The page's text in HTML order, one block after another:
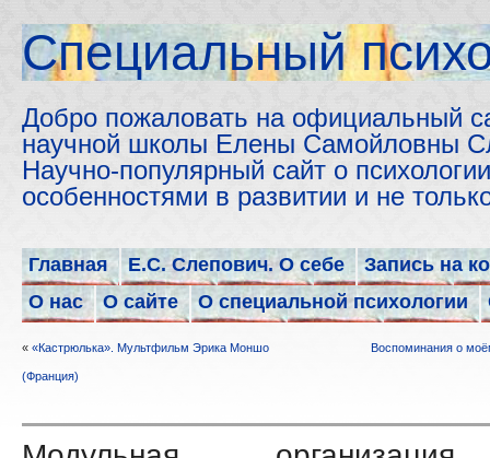
Cпециальный
Добро пожаловать на официальный
научной школы Елены Самойловны
Научно-популярный сайт о
особенностями в развитии и не
Главная Е.С. Слепович. О себе
Запись на
О нас
О сайте О специальной психологии
« «Кастрюлька». Мультфильм Эрика Моншо
(Франция)
Воспоминания о